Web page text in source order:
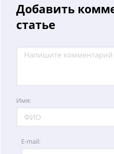
Добавить
статье
Имя:
E-mail: